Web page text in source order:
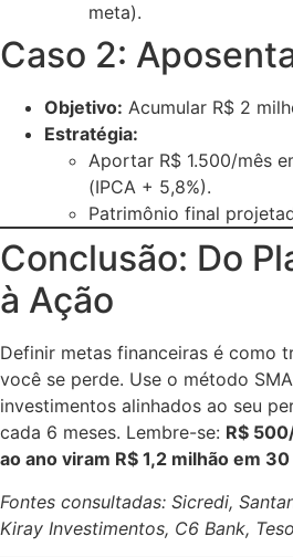
meta).
Caso 2:
Objetivo: Acumular R$ 2
Estratégia:
Aportar R$ 1.500/mês
(IPCA + 5,8%).
Patrimônio final
Conclusão: Do
à Ação
Definir metas financeiras é como
você se perde. Use o método
investimentos alinhados ao seu
cada 6 meses. Lembre-se: R$
ao ano viram R$ 1,2 milhão em
Fontes consultadas: Sicredi,
Kiray Investimentos, C6 Bank,